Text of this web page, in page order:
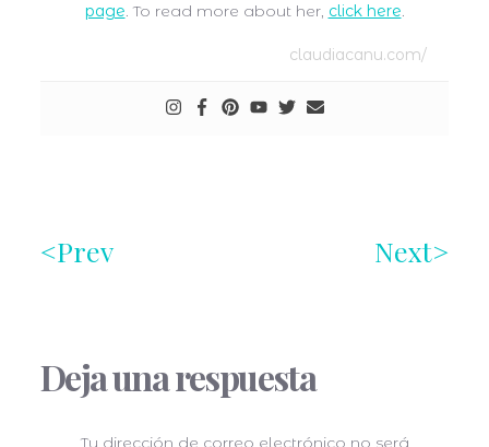
page. To read more about her, click here.
claudiacanu.com/
Prev Next
Deja una respuesta